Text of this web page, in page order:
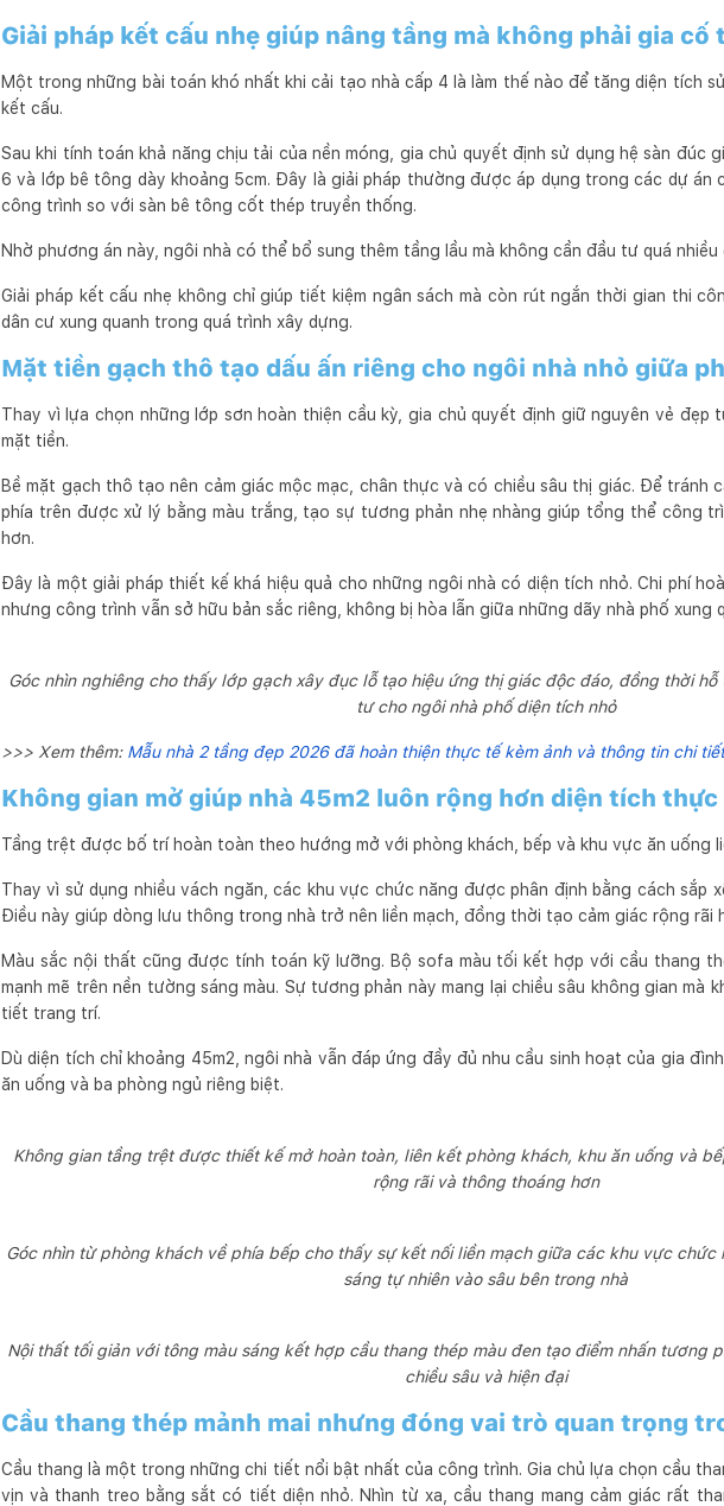
Giải pháp kết cấu nhẹ giúp nâng tầng mà không phải gia cố
Một trong những bài toán khó nhất khi cải tạo nhà cấp 4 là làm thế nào để tăng diện tích
kết cấu.
Sau khi tính toán khả năng chịu tải của nền móng, gia chủ quyết định sử dụng hệ sàn đúc
6 và lớp bê tông dày khoảng 5cm. Đây là giải pháp thường được áp dụng trong các dự án
công trình so với sàn bê tông cốt thép truyền thống.
Nhờ phương án này, ngôi nhà có thể bổ sung thêm tầng lầu mà không cần đầu tư quá
Giải pháp kết cấu nhẹ không chỉ giúp tiết kiệm ngân sách mà còn rút ngắn thời gian thi
dân cư xung quanh trong quá trình xây dựng.
Mặt tiền gạch thô tạo dấu ấn riêng cho ngôi nhà nhỏ giữa
Thay vì lựa chọn những lớp sơn hoàn thiện cầu kỳ, gia chủ quyết định giữ nguyên vẻ đẹp
mặt tiền.
Bề mặt gạch thô tạo nên cảm giác mộc mạc, chân thực và có chiều sâu thị giác. Để tránh
phía trên được xử lý bằng màu trắng, tạo sự tương phản nhẹ nhàng giúp tổng thể công
hơn.
Đây là một giải pháp thiết kế khá hiệu quả cho những ngôi nhà có diện tích nhỏ. Chi phí
nhưng công trình vẫn sở hữu bản sắc riêng, không bị hòa lẫn giữa những dãy nhà phố xung
Góc nhìn nghiêng cho thấy lớp gạch xây đục lỗ tạo hiệu ứng thị giác độc đáo, đồng thời
tư cho ngôi nhà phố diện tích nhỏ
>>> Xem thêm: Mẫu nhà 2 tầng đẹp 2026 đã hoàn thiện thực tế kèm ảnh và thông tin chi
Không gian mở giúp nhà 45m2 luôn rộng hơn diện tích thực
Tầng trệt được bố trí hoàn toàn theo hướng mở với phòng khách, bếp và khu vực ăn uống
Thay vì sử dụng nhiều vách ngăn, các khu vực chức năng được phân định bằng cách sắp
Điều này giúp dòng lưu thông trong nhà trở nên liền mạch, đồng thời tạo cảm giác rộng rãi
Màu sắc nội thất cũng được tính toán kỹ lưỡng. Bộ sofa màu tối kết hợp với cầu thang
mạnh mẽ trên nền tường sáng màu. Sự tương phản này mang lại chiều sâu không gian mà
tiết trang trí.
Dù diện tích chỉ khoảng 45m2, ngôi nhà vẫn đáp ứng đầy đủ nhu cầu sinh hoạt của gia
ăn uống và ba phòng ngủ riêng biệt.
Không gian tầng trệt được thiết kế mở hoàn toàn, liên kết phòng khách, khu ăn uống và
rộng rãi và thông thoáng hơn
Góc nhìn từ phòng khách về phía bếp cho thấy sự kết nối liền mạch giữa các khu vực
sáng tự nhiên vào sâu bên trong nhà
Nội thất tối giản với tông màu sáng kết hợp cầu thang thép màu đen tạo điểm nhấn tương
chiều sâu và hiện đại
Cầu thang thép mảnh mai nhưng đóng vai trò quan trọng
Cầu thang là một trong những chi tiết nổi bật nhất của công trình. Gia chủ lựa chọn cầu
vịn và thanh treo bằng sắt có tiết diện nhỏ. Nhìn từ xa, cầu thang mang cảm giác rất